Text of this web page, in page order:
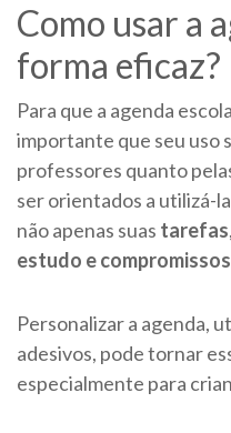
Como usar a
forma eficaz?
Para que a agenda
importante que seu uso
professores quanto
ser orientados a utilizá-
não apenas suas tarefas
estudo e
Personalizar a agenda,
adesivos, pode tornar
especialmente para